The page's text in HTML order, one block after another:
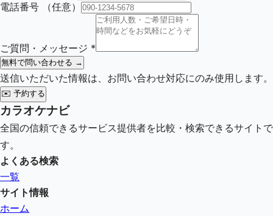
電話番号
（任意）
ご質問・メッセージ *
無料で問い合わせる →
送信いただいた情報は、お問い合わせ対応にのみ使用します。
✉️ 予約する
カラオケナビ
全国の信頼できるサービス提供者を比較・検索できるサイトで
す。
よくある検索
一覧
サイト情報
ホーム